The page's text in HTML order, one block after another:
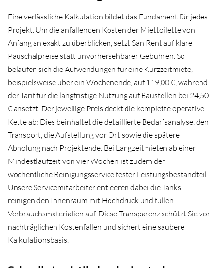
Eine verlässliche Kalkulation bildet das Fundament für jedes
Projekt. Um die anfallenden Kosten der Miettoilette von
Anfang an exakt zu überblicken, setzt SaniRent auf klare
Pauschalpreise statt unvorhersehbarer Gebühren. So
belaufen sich die Aufwendungen für eine Kurzzeitmiete,
beispielsweise über ein Wochenende, auf 119,00 €, während
der Tarif für die langfristige Nutzung auf Baustellen bei 24,50
€ ansetzt. Der jeweilige Preis deckt die komplette operative
Kette ab: Dies beinhaltet die detaillierte Bedarfsanalyse, den
Transport, die Aufstellung vor Ort sowie die spätere
Abholung nach Projektende. Bei Langzeitmieten ab einer
Mindestlaufzeit von vier Wochen ist zudem der
wöchentliche Reinigungsservice fester Leistungsbestandteil.
Unsere Servicemitarbeiter entleeren dabei die Tanks,
reinigen den Innenraum mit Hochdruck und füllen
Verbrauchsmaterialien auf. Diese Transparenz schützt Sie vor
nachträglichen Kostenfallen und sichert eine saubere
Kalkulationsbasis.